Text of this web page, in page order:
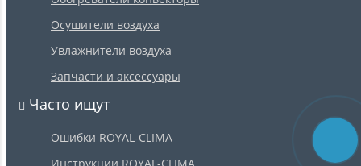
Осушители воздуха
Увлажнители воздуха
Запчасти и аксессуары
Часто ищут
Ошибки ROYAL-CLIMA